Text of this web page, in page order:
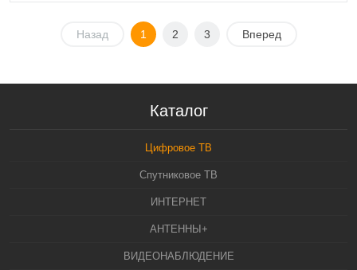
Назад 1 2 3 Вперед
Каталог
Цифровое ТВ
Спутниковое ТВ
ИНТЕРНЕТ
АНТЕННЫ+
ВИДЕОНАБЛЮДЕНИЕ